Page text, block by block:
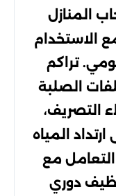
المنازل
الاستخدام
تراكم
الصلبة
التصريف،
المياه
التعامل مع
دوري